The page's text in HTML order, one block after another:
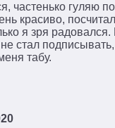
частенько гуляю
красиво,
я зря
стал
табу.